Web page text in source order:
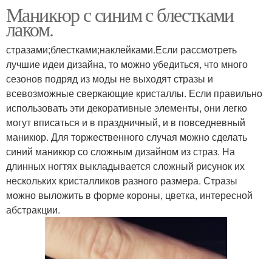
Маникюр с синим с блестками
лаком.
стразами;блестками;наклейками.Если рассмотреть
лучшие идеи дизайна, то можно убедиться, что много
сезонов подряд из моды не выходят стразы и
всевозможные сверкающие кристаллы. Если правильно
использовать эти декоративные элементы, они легко
могут вписаться и в праздничный, и в повседневный
маникюр. Для торжественного случая можно сделать
синий маникюр со сложным дизайном из страз. На
длинных ногтях выкладывается сложный рисунок их
нескольких кристалликов разного размера. Стразы
можно выложить в форме короны, цветка, интересной
абстракции.